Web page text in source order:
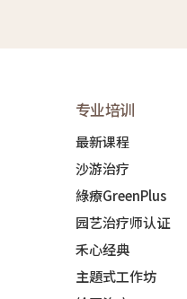
专业培训
最新课程
沙游治疗
綠療GreenPlus
园艺治疗师认证
禾心经典
主題式工作坊